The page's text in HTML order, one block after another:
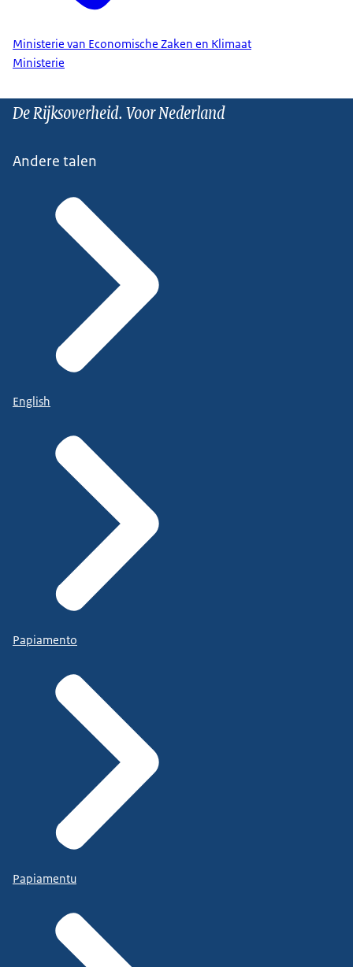
Ministerie van Economische Zaken en Klimaat
Ministerie
De Rijksoverheid. Voor Nederland
Andere talen
English
Papiamento
Papiamentu